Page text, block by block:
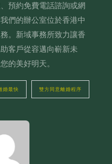
預約免費電話諮詢或網
們的辦公室位於香港中
。新域事務所致力讓香
客戶從容邁向嶄新未
的美好明天。
婚最快 雙方同意離婚程序